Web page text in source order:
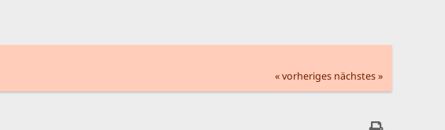
« vorheriges nächstes »